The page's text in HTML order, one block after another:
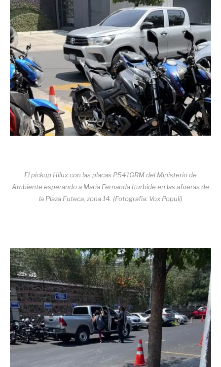
El pickup Hilux con las placas P541GRM del Ministerio de
Ambiente esperando a María Fernanda Iturbide en las afueras de
la Plaza Futeca, zona 14. (Fotografía: Vox Populi)